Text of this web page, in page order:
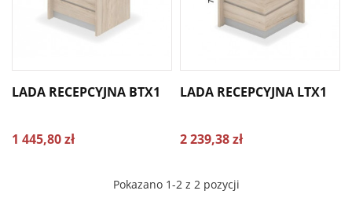
LADA RECEPCYJNA BTX1
1 445,80 zł
LADA RECEPCYJNA LTX1
2 239,38 zł
Pokazano 1-2 z 2 pozycji